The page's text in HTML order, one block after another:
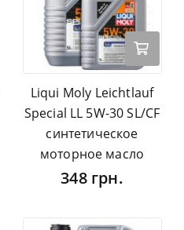
Liqui Moly Leichtlauf
Special LL 5W-30 SL/CF
синтетическое
моторное масло
348 грн.